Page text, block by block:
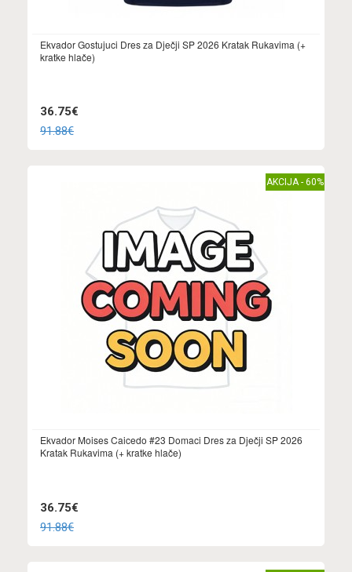
Ekvador Gostujuci Dres za Dječji SP 2026 Kratak Rukavima (+
kratke hlače)
36.75€
91.88€
AKCIJA - 60%
Ekvador Moises Caicedo #23 Domaci Dres za Dječji SP 2026
Kratak Rukavima (+ kratke hlače)
36.75€
91.88€